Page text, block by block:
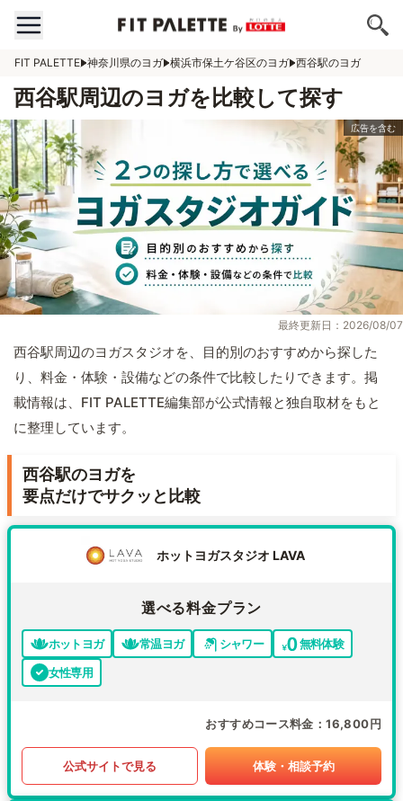
FIT PALETTE 神奈川県のヨガ 横浜市保土ケ谷区のヨガ 西谷駅のヨガ
西谷駅周辺のヨガを比較して探す
最終更新日：2026/08/07
西谷駅周辺のヨガスタジオを、目的別のおすすめから探した
り、料金・体験・設備などの条件で比較したりできます。掲
載情報は、FIT PALETTE編集部が公式情報と独自取材をもと
に整理しています。
西谷駅のヨガを
要点だけでサクッと比較
ホットヨガスタジオ LAVA
選べる料金プラン
ホットヨガ 常温ヨガ シャワー
無料体験
女性専用
おすすめコース料金 16,800円
公式サイトで見る 体験・相談予約